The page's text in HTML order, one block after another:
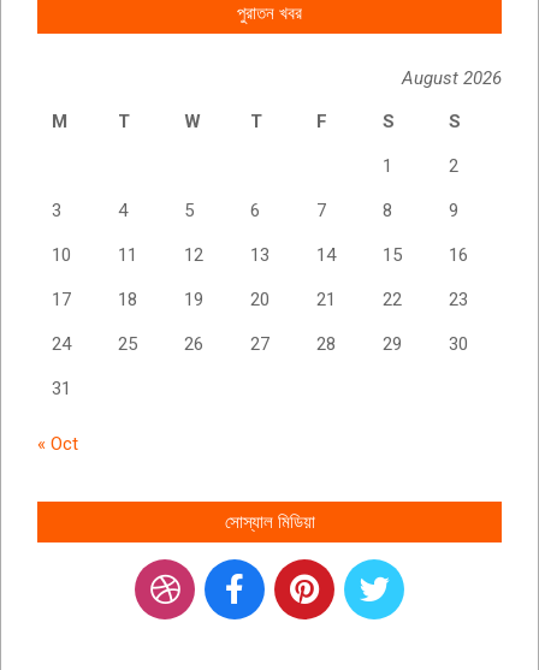
পুরাতন খবর
August 2026
M
T W T F S S
1 2
3 4 5 6 7 8 9
10 11 12 13 14 15 16
17 18 19 20 21 22 23
24 25 26 27 28 29 30
31
« Oct
সোস্যাল মিডিয়া